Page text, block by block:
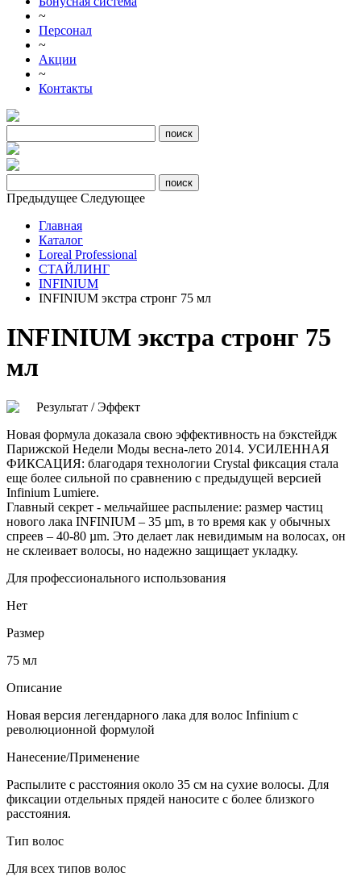
~
Персонал
~
Акции
~
Контакты
Предыдущее Следующее
Главная
Каталог
Loreal Professional
СТАЙЛИНГ
INFINIUM
INFINIUM экстра стронг 75 мл
INFINIUM экстра стронг 75
мл
Результат / Эффект
Новая формула доказала свою эффективность на бэкстейдж
Парижской Недели Моды весна-лето 2014. УСИЛЕННАЯ
ФИКСАЦИЯ: благодаря технологии Crystal фиксация стала
еще более сильной по сравнению с предыдущей версией
Infinium Lumiere.
Главный секрет - мельчайшее распыление: размер частиц
нового лака INFINIUM – 35 µm, в то время как у обычных
спреев – 40-80 µm. Это делает лак невидимым на волосах, он
не склеивает волосы, но надежно защищает укладку.
Для профессионального использования
Нет
Размер
75 мл
Описание
Новая версия легендарного лака для волос Infinium с
революционной формулой
Нанесение/Применение
Распылите с расстояния около 35 см на сухие волосы. Для
фиксации отдельных прядей наносите с более близкого
расстояния.
Тип волос
Для всех типов волос